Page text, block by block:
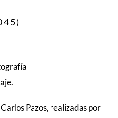
Pazos, realizadas por